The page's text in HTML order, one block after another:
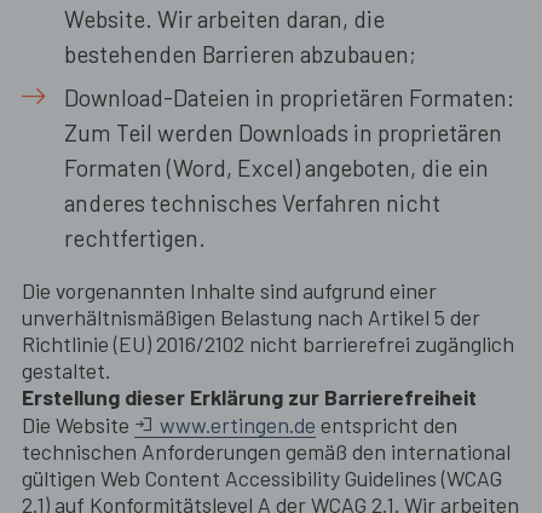
Website. Wir arbeiten daran, die
bestehenden Barrieren abzubauen;
Download-Dateien in proprietären Formaten:
Zum Teil werden Downloads in proprietären
Formaten (Word, Excel) angeboten, die ein
anderes technisches Verfahren nicht
rechtfertigen.
Die vorgenannten Inhalte sind aufgrund einer
unverhältnismäßigen Belastung nach Artikel 5 der
Richtlinie (EU) 2016/2102 nicht barrierefrei zugänglich
gestaltet.
Erstellung dieser Erklärung zur Barrierefreiheit
Die Website
www.ertingen.de entspricht den
technischen Anforderungen gemäß den international
gültigen Web Content Accessibility Guidelines (WCAG
2.1) auf Konformitätslevel A der WCAG 2.1. Wir arbeiten